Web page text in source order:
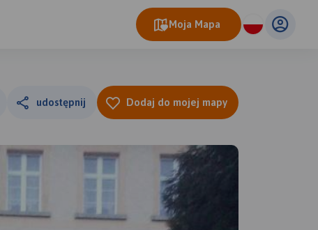
Moja Mapa
udostępnij Dodaj do mojej mapy